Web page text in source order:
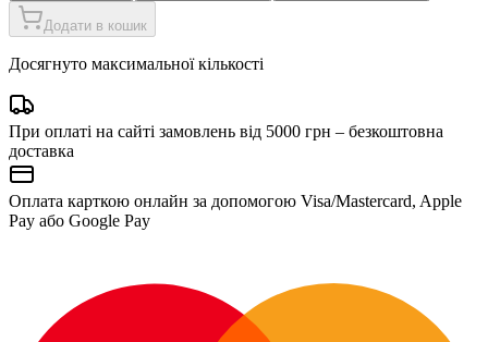
Додати в кошик
Досягнуто максимальної кількості
При оплаті на сайті замовлень від 5000 грн – безкоштовна
доставка
Оплата карткою онлайн за допомогою Visa/Mastercard, Apple
Pay або Google Pay